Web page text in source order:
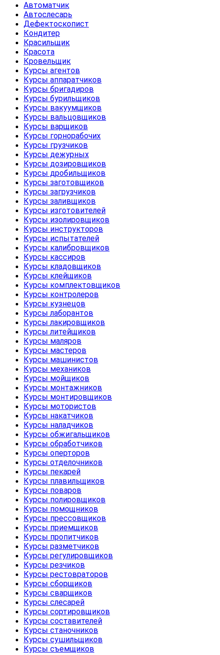
Автоматчик
Автослесарь
Дефектоскопист
Кондитер
Красильщик
Красота
Кровельщик
Курсы агентов
Курсы аппаратчиков
Курсы бригадиров
Курсы бурильщиков
Курсы вакуумщиков
Курсы вальцовщиков
Курсы варщиков
Курсы горнорабочих
Курсы грузчиков
Курсы дежурных
Курсы дозировщиков
Курсы дробильщиков
Курсы заготовщиков
Курсы загрузчиков
Курсы заливщиков
Курсы изготовителей
Курсы изолировщиков
Курсы инструкторов
Курсы испытателей
Курсы калибровщиков
Курсы кассиров
Курсы кладовщиков
Курсы клейщиков
Курсы комплектовщиков
Курсы контролеров
Курсы кузнецов
Курсы лаборантов
Курсы лакировщиков
Курсы литейщиков
Курсы маляров
Курсы мастеров
Курсы машинистов
Курсы механиков
Курсы мойщиков
Курсы монтажников
Курсы монтировщиков
Курсы мотористов
Курсы накатчиков
Курсы наладчиков
Курсы обжигальщиков
Курсы обработчиков
Курсы оперторов
Курсы отделочников
Курсы пекарей
Курсы плавильщиков
Курсы поваров
Курсы полировщиков
Курсы помощников
Курсы прессовщиков
Курсы приемщиков
Курсы пропитчиков
Курсы разметчиков
Курсы регулировщиков
Курсы резчиков
Курсы рестовраторов
Курсы сборщиков
Курсы сварщиков
Курсы слесарей
Курсы сортировщиков
Курсы составителей
Курсы станочников
Курсы сушильщиков
Курсы съемщиков